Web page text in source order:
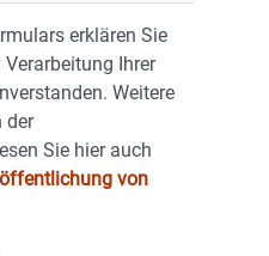
erklären Sie
Ihrer
Weitere
der
Sie hier auch
von